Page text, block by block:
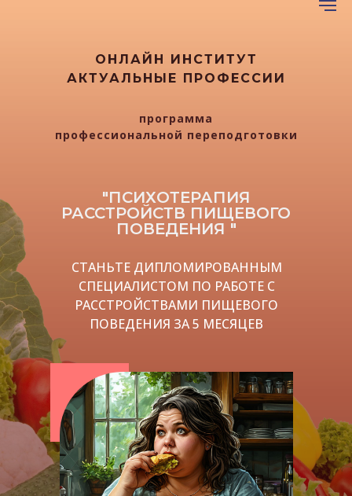
19 22 46
"ПСИХОТЕРАПИЯ
РАССТРОЙСТВ ПИЩЕВОГО
ПОВЕДЕНИЯ "
СТАНЬТЕ ДИПЛОМИРОВАННЫМ
СПЕЦИАЛИСТОМ ПО РАБОТЕ С
РАССТРОЙСТВАМИ ПИЩЕВОГО
ПОВЕДЕНИЯ ЗА 5 МЕСЯЦЕВ
ОНЛАЙН ИНСТИТУТ
АКТУАЛЬНЫЕ ПРОФЕССИИ
программа
профессиональной переподготовки